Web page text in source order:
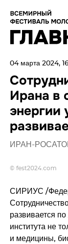
04 марта 2024,
Ирана в
энергии
ИРАН-
© fest2024.com
СИРИУС /
развивается
института не
и медицины,